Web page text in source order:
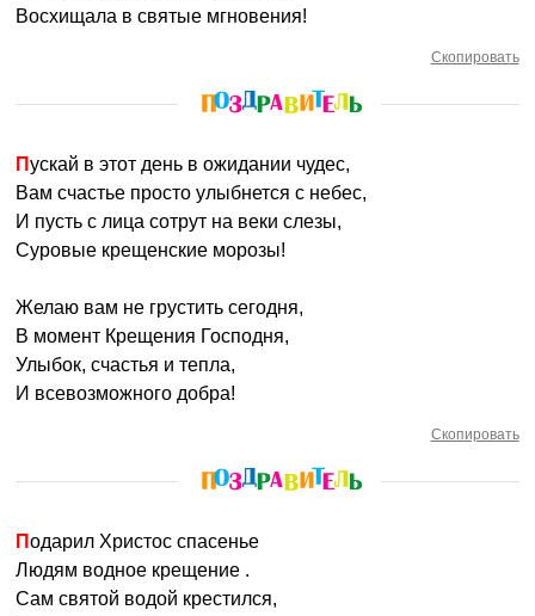
Восхищала в святые мгновения!
Скопировать
Пускай в этот день в ожидании чудес,
Вам счастье просто улыбнется с небес,
И пусть с лица сотрут на веки слезы,
Суровые крещенские морозы!
Желаю вам не грустить сегодня,
В момент Крещения Господня,
Улыбок, счастья и тепла,
И всевозможного добра!
Скопировать
Подарил Христос спасенье
Людям водное крещение .
Сам святой водой крестился,